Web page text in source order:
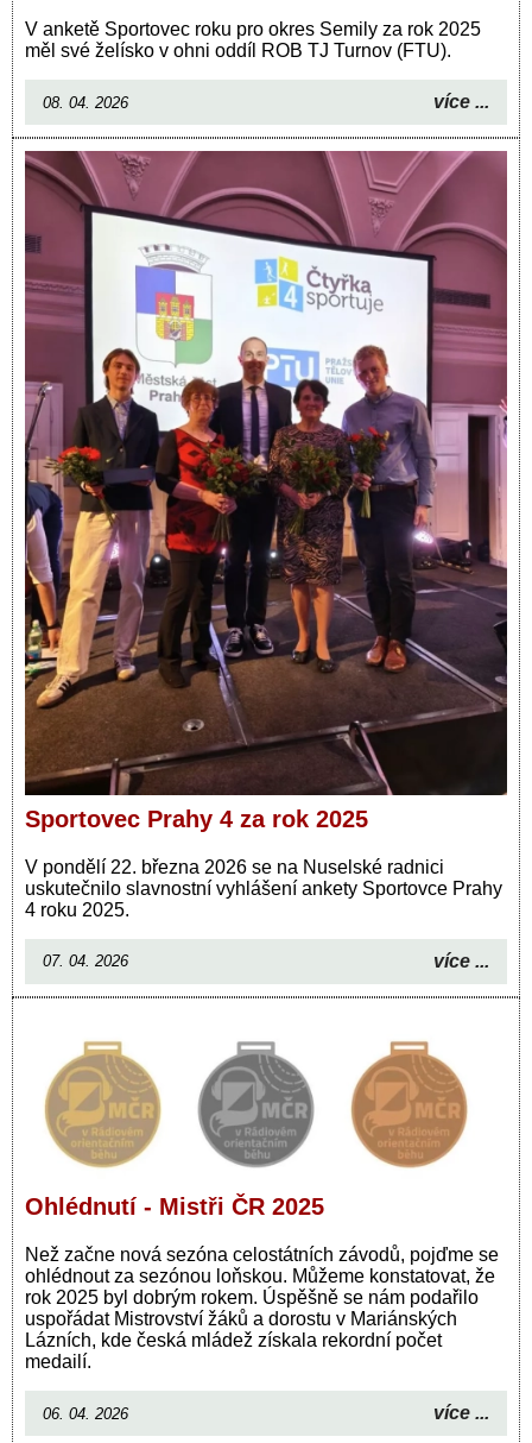
V anketě Sportovec roku pro okres Semily za rok 2025
měl své želísko v ohni oddíl ROB TJ Turnov (FTU).
08. 04. 2026 více ...
Sportovec Prahy 4 za rok 2025
V pondělí 22. března 2026 se na Nuselské radnici
uskutečnilo slavnostní vyhlášení ankety Sportovce Prahy
4 roku 2025.
07. 04. 2026 více ...
Ohlédnutí - Mistři ČR 2025
Než začne nová sezóna celostátních závodů, pojďme se
ohlédnout za sezónou loňskou. Můžeme konstatovat, že
rok 2025 byl dobrým rokem. Úspěšně se nám podařilo
uspořádat Mistrovství žáků a dorostu v Mariánských
Lázních, kde česká mládež získala rekordní počet
medailí.
06. 04. 2026 více ...